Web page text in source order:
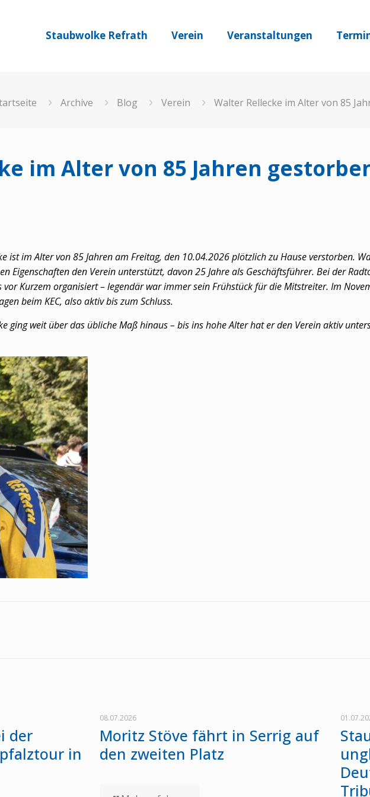
Staubwolke Refrath Verein Veranstaltungen
Archive Blog Verein Walter Rellecke im Alter von 85
im Alter von 85 Jahren
ist im Alter von 85 Jahren am Freitag, den 10.04.2026 plötzlich zu Hause verstorben.
Eigenschaften den Verein unterstützt, davon 25 Jahre als Geschäftsführer. Bei der
Kurzem organisiert – legendär war immer sein Frühstück für die Mitstreiter. Im
beim KEC, also aktiv bis zum Schluss.
ging weit über das übliche Maß hinaus – bis ins hohe Alter hat er den Verein aktiv
der
in
08.07.2026
Moritz Stöve fährt in Serrig auf
den zweiten Platz